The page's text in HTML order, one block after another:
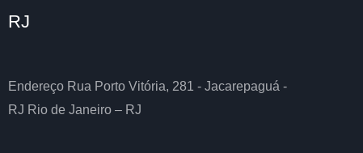
RJ
Endereço Rua Porto Vitória, 281 - Jacarepaguá -
RJ Rio de Janeiro – RJ